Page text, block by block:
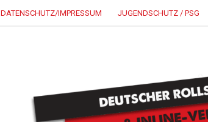
DATENSCHUTZ/IMPRESSUM JUGENDSCHUTZ / PSG